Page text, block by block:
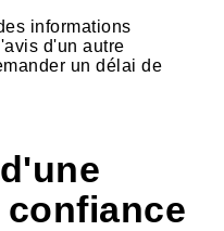
informations
d'un autre
un délai de